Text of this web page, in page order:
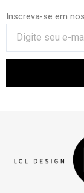
Inscreva-se em